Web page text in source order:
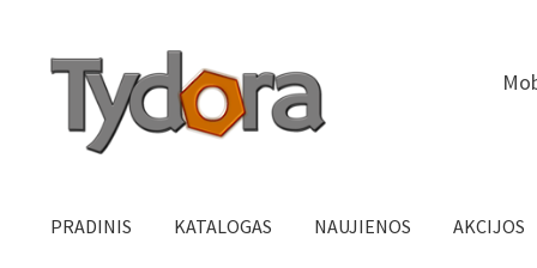
Pereiti
meniu
Pereiti
turinio
PRADINIS KATALOGAS NAUJIENOS AKCIJOS